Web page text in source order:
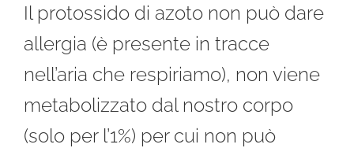
Il protossido di azoto non può dare
allergia (è presente in tracce
nell’aria che respiriamo), non viene
metabolizzato dal nostro corpo
(solo per l’1%) per cui non può